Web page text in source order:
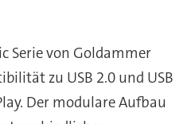
Serie von Goldammer
zu USB 2.0 und USB
Der modulare Aufbau